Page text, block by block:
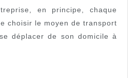
de
velos
et
en principe, chaque
choisir le moyen de transport
déplacer de son domicile à